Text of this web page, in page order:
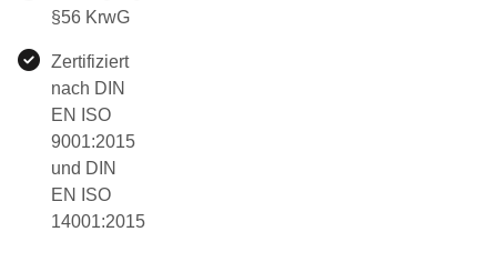
§56 KrwG
Zertifiziert
nach DIN
EN ISO
9001:2015
und DIN
EN ISO
14001:2015